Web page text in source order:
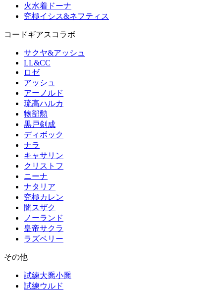
火水着ドーナ
究極イシス&ネフティス
コードギアスコラボ
サクヤ&アッシュ
LL&CC
ロゼ
アッシュ
アーノルド
琉高ハルカ
物部勲
黒戸剣成
ディボック
ナラ
キャサリン
クリストフ
ニーナ
ナタリア
究極カレン
闇スザク
ノーランド
皇帝サクラ
ラズベリー
その他
試練大喬小喬
試練ウルド